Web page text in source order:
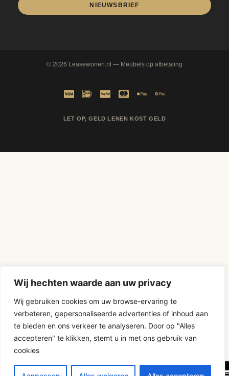
Wij hechten waarde aan uw privacy
Wij gebruiken cookies om uw browse-ervaring te
verbeteren, gepersonaliseerde advertenties of inhoud aan
te bieden en ons verkeer te analyseren. Door op "Alles
accepteren" te klikken, stemt u in met ons gebruik van
cookies
NIEUWSBRIEF
© 2026 Leasewonen.nl — Meubels op afbetaling
LET OP, GELD LENEN KOST GELD
D-Fokker